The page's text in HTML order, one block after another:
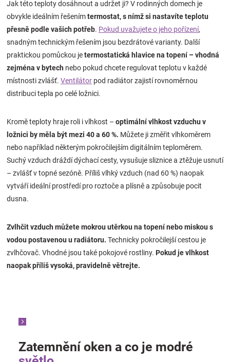
Jak této teploty dosáhnout a udržet ji? V rodinných domech je
obvykle ideálním řešenímtermostat, s nímž si nastavíte teplotu
přesně podle vašich potřeb. Pokud uvažujete o jeho pořízení,
snadným technickým řešením jsou bezdrátové varianty. Další
praktickou pomůckou jetermostatická hlavice na topení – vhodná
zejména v bytech nebo pokud chcete regulovat teplotu v každé
místnosti zvlášť. Ventilátor pod radiátor zajistí rovnoměrnou
distribuci tepla po celé ložnici.
Kromě teploty hraje roli i vlhkost – optimální vlhkost vzduchu v
ložnici by měla být mezi 40 a 60 %. Můžete ji změřit vlhkoměrem
nebo například některým pokročilejším digitálním teploměrem.
Suchý vzduch dráždí dýchací cesty, vysušuje sliznice a ztěžuje usnutí
– zvlášť v topné sezóně. Příliš vlhký vzduch (nad 60 %) naopak
vytváří ideální prostředí pro roztoče a plísně a způsobuje pocit
dusna.
Zvlhčit vzduch můžete mokrou utěrkou na topení nebo miskou s
vodou postavenou u radiátoru. Technicky pokročilejší cestou je
zvlhčovač. Vhodné jsou také pokojové rostliny. Pokud je vlhkost
naopak příliš vysoká, pravidelně větrejte.
Zatemnění oken a co je modré